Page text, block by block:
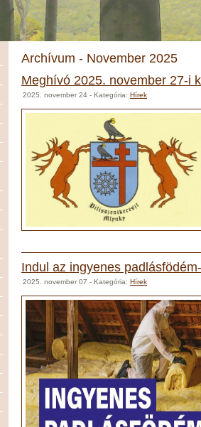
Archívum - November 2025
Meghívó 2025. november 27-i
2025. november 24 - Kategória: Hírek
Indul az ingyenes
2025. november 07 - Kategória: Hírek